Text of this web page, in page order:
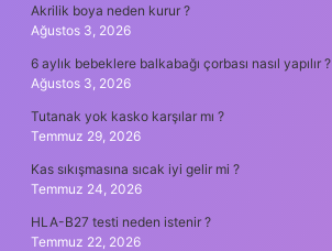
Akrilik boya neden kurur ?
Ağustos 3, 2026
6 aylık bebeklere balkabağı çorbası nasıl yapılır ?
Ağustos 3, 2026
Tutanak yok kasko karşılar mı ?
Temmuz 29, 2026
Kas sıkışmasına sıcak iyi gelir mi ?
Temmuz 24, 2026
HLA-B27 testi neden istenir ?
Temmuz 22, 2026